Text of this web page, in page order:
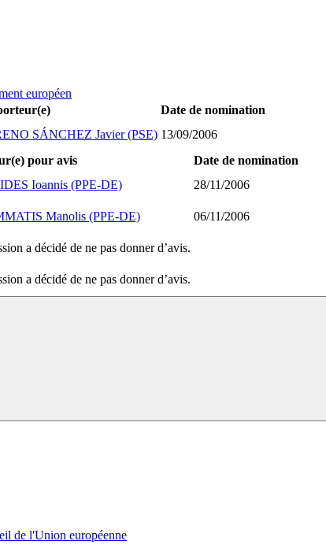
européen
Date de nomination
SÁNCHEZ Javier (PSE) 13/09/2006
pour avis
Date de nomination
Ioannis (PPE-DE)
28/11/2006
Manolis (PPE-DE)
06/11/2006
a décidé de ne pas donner d’avis.
a décidé de ne pas donner d’avis.
de l'Union européenne